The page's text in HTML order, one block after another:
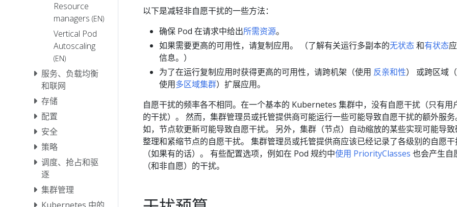
Resource
managers (EN)
Vertical Pod
Autoscaling
(EN)
服务、负载均衡
和联网
存储
配置
安全
策略
调度、抢占和驱
逐
集群管理
以下是减轻非自愿干扰的一些方法：
确保 Pod 在请求中给出所需资源。
如果需要更高的可用性，请复制应用。 （了解有关运行多副本的无状态和有状态
信息。）
为了在运行复制应用时获得更高的可用性，请跨机架（使用 反亲和性） 或跨区域
使用多区域集群）扩展应用。
自愿干扰的频率各不相同。在一个基本的 Kubernetes 集群中，没有自愿干扰（只有用
的干扰）。 然而，集群管理员或托管提供商可能运行一些可能导致自愿干扰的额外服务
如，节点软更新可能导致自愿干扰。 另外，集群（节点）自动缩放的某些实现可能导致
整理和紧缩节点的自愿干扰。 集群管理员或托管提供商应该已经记录了各级别的自愿干
（如果有的话）。 有些配置选项，例如在 Pod 规约中使用 PriorityClasses 也会产生自
（和非自愿）的干扰。